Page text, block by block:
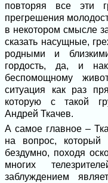
повторяя все эти
прегрешения
в некотором смысле
сказать насущные,
родными и
гордость, да, и
беспомощному
ситуация как раз
которую с такой
Андрей Ткачев.
А самое главное –
на вопрос, который
бездумно, походя
многих
заблуждением